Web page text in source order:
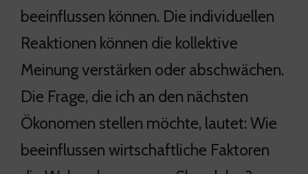
beeinflussen können. Die individuellen
Reaktionen können die kollektive
Meinung verstärken oder abschwächen.
Die Frage, die ich an den nächsten
Ökonomen stellen möchte, lautet: Wie
beeinflussen wirtschaftliche Faktoren